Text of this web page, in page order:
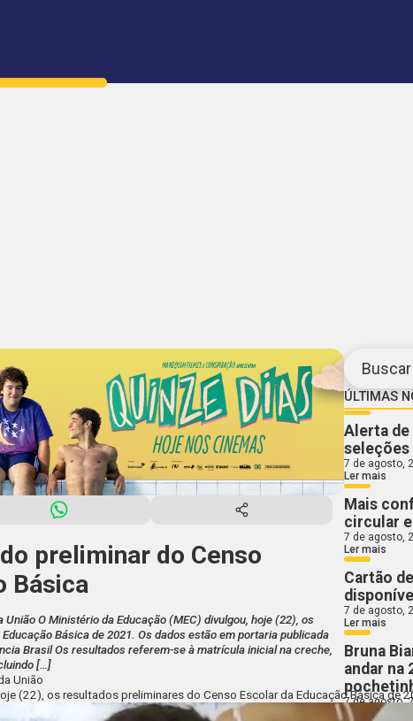
Buscar
ÚLTIMAS
Alerta
seleções
7 de agosto,
Ler mais
Mais
circular
7 de agosto,
Ler mais
Cartão
7 de agosto,
Ler mais
Bruna
andar na
7 de agosto,
Ler mais
preliminar do Censo
Básica
O Ministério da Educação (MEC) divulgou, hoje (22), os
Básica de 2021. Os dados estão em portaria publicada
Brasil Os resultados referem-se à matrícula inicial na creche,
[…]
União
(22), os resultados preliminares do Censo Escolar da Educação Básica